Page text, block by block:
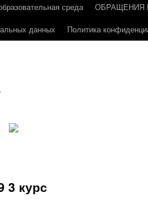
среда
ОБРАЩЕНИЯ
данных
Политика
3 курс